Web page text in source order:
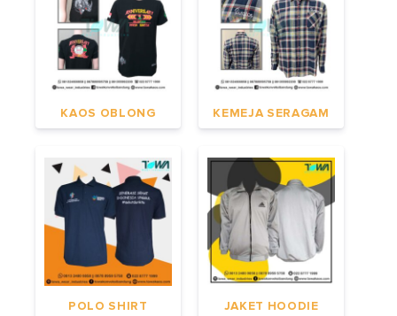
KAOS OBLONG KEMEJA SERAGAM
POLO SHIRT JAKET HOODIE